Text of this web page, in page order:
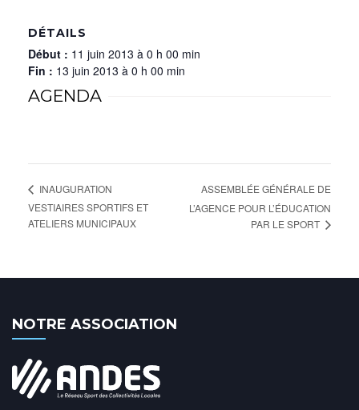
DÉTAILS
Début : 11 juin 2013 à 0 h 00 min
Fin : 13 juin 2013 à 0 h 00 min
AGENDA
INAUGURATION
VESTIAIRES SPORTIFS ET
ATELIERS MUNICIPAUX
ASSEMBLÉE GÉNÉRALE DE
L’AGENCE POUR L’ÉDUCATION
PAR LE SPORT
NOTRE ASSOCIATION